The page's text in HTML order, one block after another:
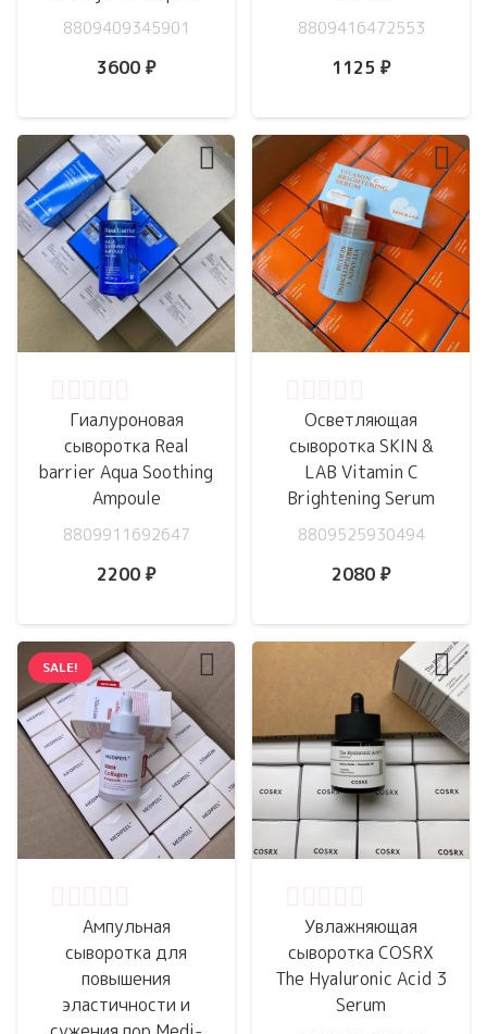
8809409345901
3600 ₽
8809416472553
1125 ₽
Гиалуроновая
сыворотка Real
barrier Aqua Soothing
Ampoule
8809911692647
2200 ₽
Осветляющая
сыворотка SKIN &
LAB Vitamin C
Brightening Serum
8809525930494
2080 ₽
SALE!
Ампульная
сыворотка для
повышения
эластичности и
Увлажняющая
сыворотка COSRX
The Hyaluronic Acid 3
Serum